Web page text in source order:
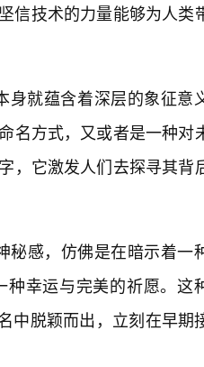
信技术的力量能够为人类
身就蕴含着深层的象征意
名方式，又或者是一种对
，它激发人们去探寻其背
秘感，仿佛是在暗示着一
幸运与完美的祈愿。这
中脱颖而出，立刻在早期